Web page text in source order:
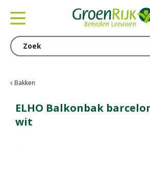
Bakken
ELHO Balkonbak
wit